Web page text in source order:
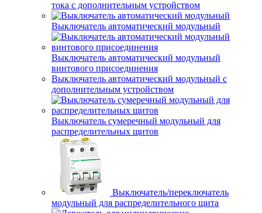
тока с дополнительным устройством
Выключатель автоматический модульный
Выключатель автоматический модульный
винтового присоединения
Выключатель автоматический модульный с
дополнительным устройством
Выключатель сумеречный модульный для
распределительных щитов
Выключатель/переключатель
модульный для распределительного щита